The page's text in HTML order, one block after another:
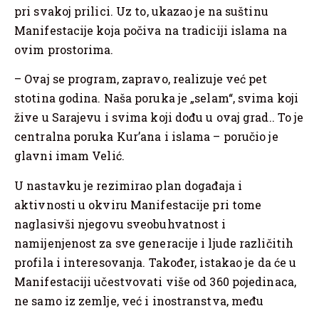
pri svakoj prilici. Uz to, ukazao je na suštinu
Manifestacije koja počiva na tradiciji islama na
ovim prostorima.
– Ovaj se program, zapravo, realizuje već pet
stotina godina. Naša poruka je „selam“, svima koji
žive u Sarajevu i svima koji dođu u ovaj grad.. To je
centralna poruka Kur’ana i islama – poručio je
glavni imam Velić.
U nastavku je rezimirao plan događaja i
aktivnosti u okviru Manifestacije pri tome
naglasivši njegovu sveobuhvatnost i
namijenjenost za sve generacije i ljude različitih
profila i interesovanja. Također, istakao je da će u
Manifestaciji učestvovati više od 360 pojedinaca,
ne samo iz zemlje, već i inostranstva, među